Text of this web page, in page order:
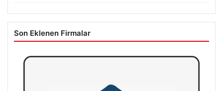
Son Eklenen Firmalar